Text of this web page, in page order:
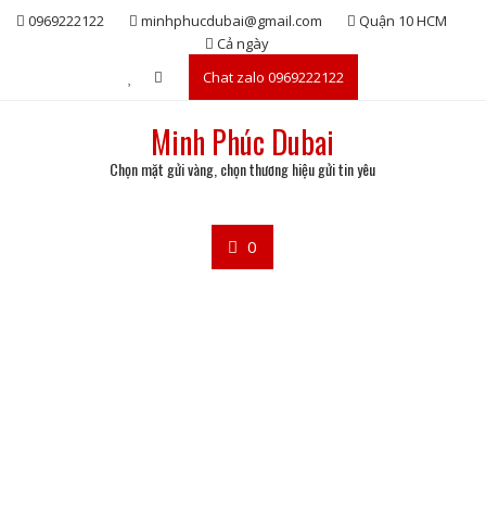
Skip0969222122 minhphucdubai@gmail.com
Quận 10 HCM
Cả ngày
Chat zalo 0969222122
Minh Phúc Dubai
Chọn mặt gửi vàng, chọn thương hiệu gửi tin yêu
0